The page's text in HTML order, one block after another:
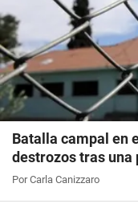
Batalla campal en
destrozos tras una
Por Carla Canizzaro